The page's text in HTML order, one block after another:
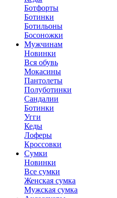
Ботфорты
Ботинки
Ботильоны
Босоножки
Мужчинам
Новинки
Вся обувь
Мокасины
Пантолеты
Полуботинки
Сандалии
Ботинки
Угги
Кеды
Лоферы
Кроссовки
Сумки
Новинки
Все сумки
Женская сумка
Мужская сумка